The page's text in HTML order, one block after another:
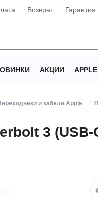
Возврат Гарантия
АКЦИИ APPLE
и кабели Apple
3